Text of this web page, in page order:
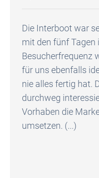
Die Interboot war
mit den fünf Tagen
Besucherfrequenz
für uns ebenfalls
nie alles fertig hat.
durchweg
Vorhaben die
umsetzen. (...)